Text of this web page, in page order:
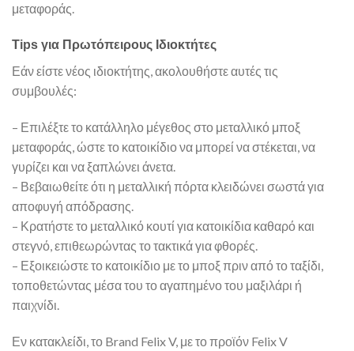
μεταφοράς.
Tips για Πρωτόπειρους Ιδιοκτήτες
Εάν είστε νέος ιδιοκτήτης, ακολουθήστε αυτές τις
συμβουλές:
– Επιλέξτε το κατάλληλο μέγεθος στο μεταλλικό μποξ
μεταφοράς, ώστε το κατοικίδιο να μπορεί να στέκεται, να
γυρίζει και να ξαπλώνει άνετα.
– Βεβαιωθείτε ότι η μεταλλική πόρτα κλειδώνει σωστά για
αποφυγή απόδρασης.
– Κρατήστε το μεταλλικό κουτί για κατοικίδια καθαρό και
στεγνό, επιθεωρώντας το τακτικά για φθορές.
– Εξοικειώστε το κατοικίδιο με το μποξ πριν από το ταξίδι,
τοποθετώντας μέσα του το αγαπημένο του μαξιλάρι ή
παιχνίδι.
Εν κατακλείδι, το Brand Felix V, με το προϊόν Felix V